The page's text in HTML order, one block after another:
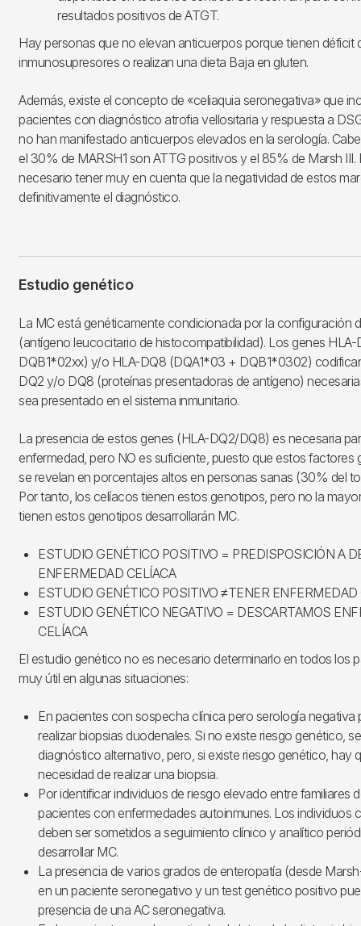
resultados positivos de ATGT.
Hay personas que no elevan anticuerpos porque tienen déficit
inmunosupresores o realizan una dieta Baja en gluten.
Además, existe el concepto de «celiaquia seronegativa» que
pacientes con diagnóstico atrofia vellositaria y respuesta a
no han manifestado anticuerpos elevados en la serología.
el 30% de MARSH1 son ATTG positivos y el 85% de Marsh III.
necesario tener muy en cuenta que la negatividad de estos
definitivamente el diagnóstico.
Estudio genético
La MC está genéticamente condicionada por la configuración
(antígeno leucocitario de histocompatibilidad). Los genes
DQB1*02xx) y/o HLA-DQ8 (DQA1*03 + DQB1*0302)
DQ2 y/o DQ8 (proteínas presentadoras de antígeno)
sea presentado en el sistema inmunitario.
La presencia de estos genes (HLA-DQ2/DQ8) es necesaria
enfermedad, pero NO es suficiente, puesto que estos factores
se revelan en porcentajes altos en personas sanas (30% del
Por tanto, los celíacos tienen estos genotipos, pero no la
tienen estos genotipos desarrollarán MC.
ESTUDIO GENÉTICO POSITIVO = PREDISPOSICIÓN A
ENFERMEDAD CELÍACA
ESTUDIO GENÉTICO POSITIVO ≠TENER ENFERMEDAD
ESTUDIO GENÉTICO NEGATIVO = DESCARTAMOS
CELÍACA
El estudio genético no es necesario determinarlo en todos los
muy útil en algunas situaciones:
En pacientes con sospecha clínica pero serología negativa
realizar biopsias duodenales. Si no existe riesgo genético,
diagnóstico alternativo, pero, si existe riesgo genético, hay
necesidad de realizar una biopsia.
Por identificar individuos de riesgo elevado entre familiares
pacientes con enfermedades autoinmunes. Los individuos
deben ser sometidos a seguimiento clínico y analítico
desarrollar MC.
La presencia de varios grados de enteropatía (desde
en un paciente seronegativo y un test genético positivo
presencia de una AC seronegativa.